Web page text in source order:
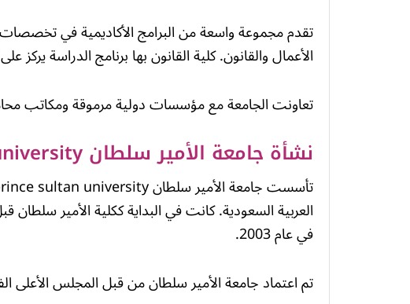
تقدم مجموعة واسعة من البرامج الأكاديمية في
الأعمال والقانون. كلية القانون بها برنامج الدراسة يركز
تعاونت الجامعة مع مؤسسات دولية مرموقة ومكاتب
نشأة جامعة الأمير سلطان Prince sultan university
العربية السعودية. كانت في البداية ككلية الأمير سلطان
في عام 2003.
تم اعتماد جامعة الأمير سلطان من قبل المجلس الأعلى